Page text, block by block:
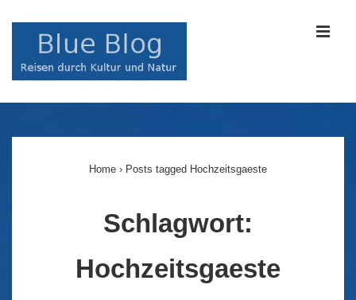
Navigation
Home › Posts tagged Hochzeitsgaeste
Schlagwort:
Hochzeitsgaeste